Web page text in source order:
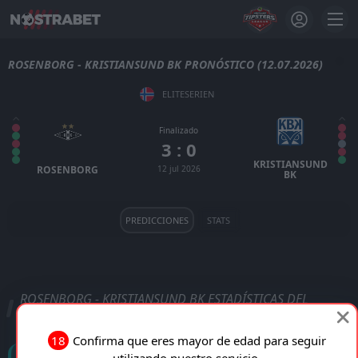
ROSENBORG - KRISTIANSUND BK PRONÓSTICO (12.07.2026)
ELITESERIEN
ROSENBORG
Finalizado
3 : 0
12 jul 2026 KRISTIANSUND
BK
PREDICCIONES STATS
ROSENBORG - KRISTIANSUND BK ESTADÍSTICAS DEL
18 Confirma que eres mayor de edad para seguir